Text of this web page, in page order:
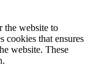
the website to
cookies that ensures
website. These